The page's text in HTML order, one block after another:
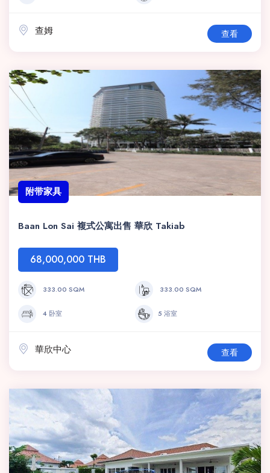
查姆 查看
附带家具
Baan Lon Sai 複式公寓出售 華欣 Takiab
68,000,000 THB
333.00 SQM 333.00 SQM
4 卧室 5 浴室
華欣中心 查看